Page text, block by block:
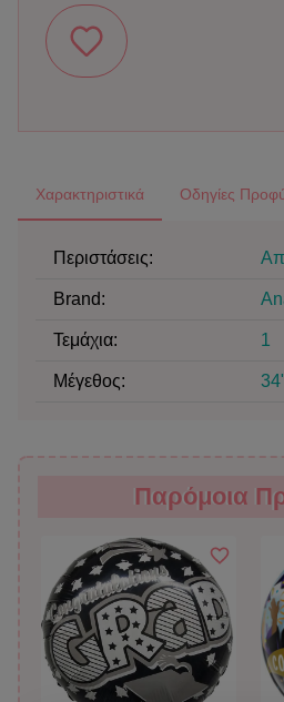
Χαρακτηριστικά Οδηγίες
Περιστάσεις:
Brand:
Τεμάχια: 1
Μέγεθος:
Παρόμοια
Παρόμοια